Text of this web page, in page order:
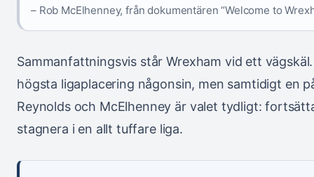
– Rob McElhenney, från dokumentären “Welcome to
Sammanfattningsvis står Wrexham vid ett
högsta ligaplacering någonsin, men samtidigt en
Reynolds och McElhenney är valet tydligt:
stagnera i en allt tuffare liga.